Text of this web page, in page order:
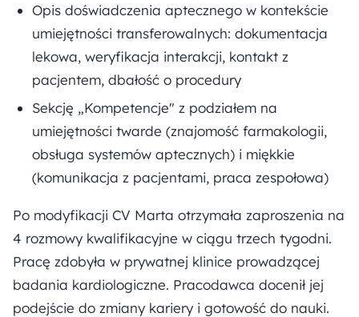
Opis doświadczenia aptecznego w kontekście
umiejętności transferowalnych: dokumentacja
lekowa, weryfikacja interakcji, kontakt z
pacjentem, dbałość o procedury
Sekcję „Kompetencje" z podziałem na
umiejętności twarde (znajomość farmakologii,
obsługa systemów aptecznych) i miękkie
(komunikacja z pacjentami, praca zespołowa)
Po modyfikacji CV Marta otrzymała zaproszenia na
4 rozmowy kwalifikacyjne w ciągu trzech tygodni.
Pracę zdobyła w prywatnej klinice prowadzącej
badania kardiologiczne. Pracodawca docenił jej
podejście do zmiany kariery i gotowość do nauki.